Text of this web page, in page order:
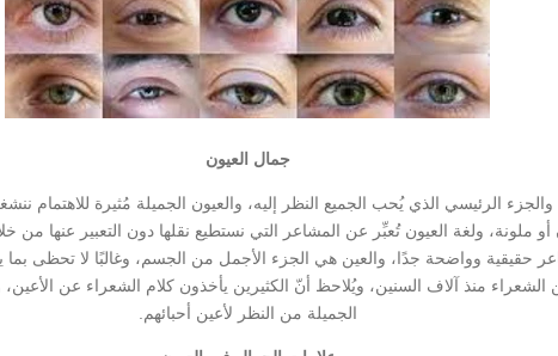
جمال العيون
والجزء الرئيسي الذي يُحب الجميع النظر إليه، والعيون الجميلة مُثيرة للاهتمام
أو ملونة، ولغة العيون تُعبِّر عن المشاعر التي نستطيع نقلها دون التعبير عنها
حقيقية وواضحة جدًا، والعين هي الجزء الأجمل من الجسم، وغالبًا لا تحظى
الشعراء منذ آلاف السنين، ويُلاحظ أنّ الكثيرين يأخذون كلام الشعراء عن
الجميلة من النظر لأعين أحبائهم.